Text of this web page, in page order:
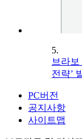
5.
브라보
전략’
PC버전
공지사항
사이트맵